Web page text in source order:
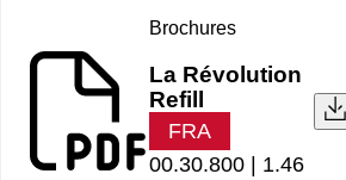
Brochures
La Révolution
Refill
FRA
00.30.800 | 1.46